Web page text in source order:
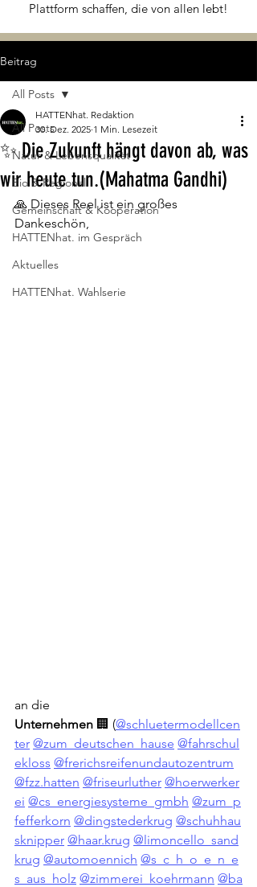
Plattform schaffen, die von allen lebt!
Beitrag
All Posts
Natur & Lebensqualität
Bio & Regional
Gemeinschaft & Kooperation
HATTENhat. im Gespräch
Aktuelles
HATTENhat. Wahlserie
All Posts
✨ Die Zukunft hängt davon ab, was
wir heute tun.(Mahatma Gandhi)
HATTENhat. Redaktion
30. Dez. 2025 1 Min. Lesezeit
🙏 Dieses Reel ist ein großes
Dankeschön,
an die
Unternehmen 🏢 (@schluetermodellcen
ter @zum_deutschen_hause @fahrschul
ekloss @frerichsreifenundautozentrum
@fzz.hatten @friseurluther @hoerwerker
ei @cs_energiesysteme_gmbh @zum_p
fefferkorn @dingstederkrug @schuhhau
sknipper @haar.krug @limoncello_sand
krug @automoennich @s_c_h_o_e_n_e
s_aus_holz @zimmerei_koehrmann @ba